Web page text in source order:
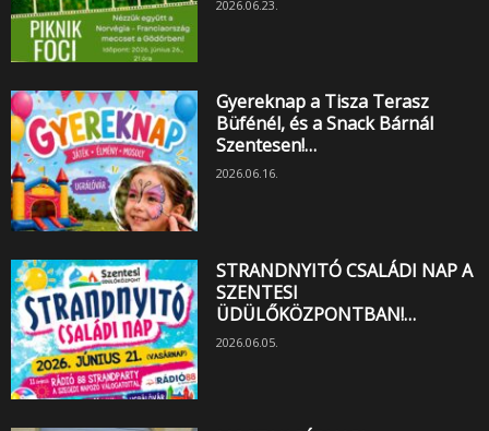
2026.06.23.
Gyereknap a Tisza Terasz
Büfénél, és a Snack Bárnál
Szentesen!…
2026.06.16.
STRANDNYITÓ CSALÁDI NAP A
SZENTESI
ÜDÜLŐKÖZPONTBAN!…
2026.06.05.